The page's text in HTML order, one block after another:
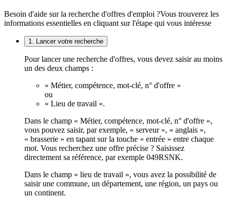
Besoin d'aide sur la recherche d'offres d'emploi ?Vous trouverez les
informations essentielles en cliquant sur l'étape qui vous intéresse
1. Lancer votre recherche
Pour lancer une recherche d'offres, vous devez saisir au moins
un des deux champs :
« Métier, compétence, mot-clé, n° d'offre »
ou
« Lieu de travail ».
Dans le champ « Métier, compétence, mot-clé, n° d'offre »,
vous pouvez saisir, par exemple, « serveur », « anglais »,
« brasserie » en tapant sur la touche « entrée » entre chaque
mot. Vous recherchez une offre précise ? Saisissez
directement sa référence, par exemple 049RSNK.
Dans le champ « lieu de travail », vous avez la possibilité de
saisir une commune, un département, une région, un pays ou
un continent.